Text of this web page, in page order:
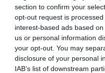
section to confirm your
opt-out request is
interest-based ads based
us or personal information
your opt-out. You may
disclosure of your personal
IAB’s list of downstream